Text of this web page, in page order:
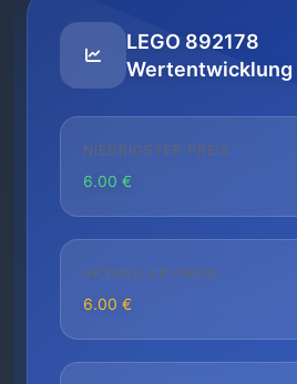
LEGO 892178
Wertentwicklung
NIEDRIGSTER PREIS
6.00 €
AKTUELLER PREIS
6.00 €